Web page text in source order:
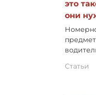
это
они
Статьи